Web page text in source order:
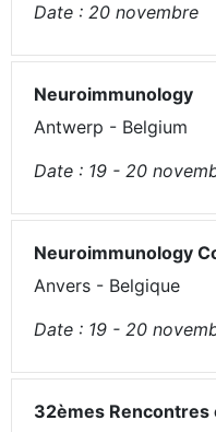
Date : 20 novembre
Neuroimmunology
Antwerp - Belgium
Date : 19 - 20
Neuroimmunology
Anvers - Belgique
Date : 19 - 20
32èmes Rencontres